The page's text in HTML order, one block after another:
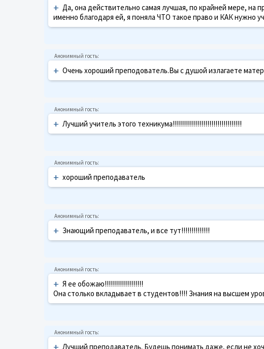
+ Да, она действительно самая лучшая, по крайней мере, на
именно благодаря ей, я поняла ЧТО такое право и КАК нужно
+ Очень хороший преподователь.Вы с душой излагаете
+ Лучший учитель этого техникума!!!!!!!!!!!!!!!!!!!!!!!!!!!!!!!!!!
+ хороший преподаватель
+ Знающий преподаватель, и все тут!!!!!!!!!!!!!!
+ Я ее обожаю!!!!!!!!!!!!!!!!!!!
Она столько вкладывает в студентов!!!! Знания на высшем
Лучший преподаватель. Будешь понимать даже, если не